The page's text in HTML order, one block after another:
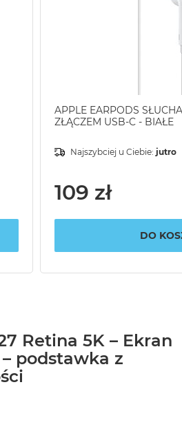
APPLE EARPODS
ZŁĄCZEM USB-C - BIAŁE
Najszybciej u Ciebie: jutro
109 zł
DO
Retina 5K – Ekran
podstawka z